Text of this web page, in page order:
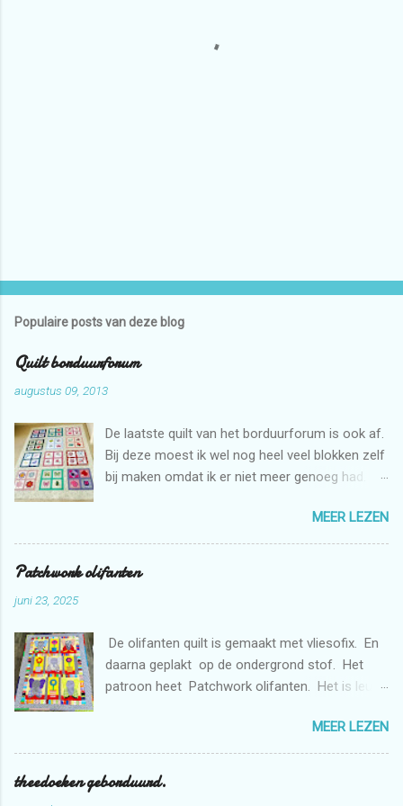
Populaire posts van deze blog
Quilt borduurforum
augustus 09, 2013
De laatste quilt van het borduurforum is ook af.
Bij deze moest ik wel nog heel veel blokken zelf
bij maken omdat ik er niet meer genoeg had.
borduren met de borduurmachine. Deze quilt is
weer bestemd voor de stichting Verdanda.
MEER LEZEN
Patchwork olifanten
juni 23, 2025
De olifanten quilt is gemaakt met vliesofix. En
daarna geplakt op de ondergrond stof. Het
patroon heet Patchwork olifanten. Het is leuk
de borduurmachine. De quilt is doorgequilt uit
de vrije hand met de naaimachine. En
gedeeltelijk met rulers.
MEER LEZEN
theedoeken geborduurd.